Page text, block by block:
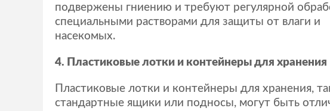
подвержены гниению и требуют регулярной
специальными растворами для защиты от влаги и
насекомых.
4. Пластиковые лотки и контейнеры для хранения
Пластиковые лотки и контейнеры для хранения,
стандартные ящики или подносы, могут быть